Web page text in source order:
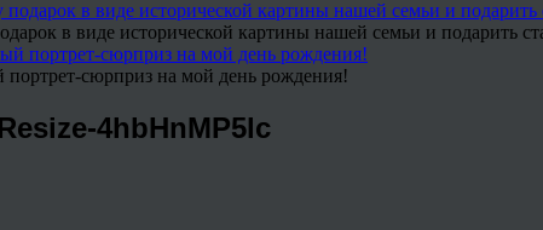
в виде исторической картины нашей семьи и подарить
портрет-сюрприз на мой день рождения!
4hbHnMP5lc